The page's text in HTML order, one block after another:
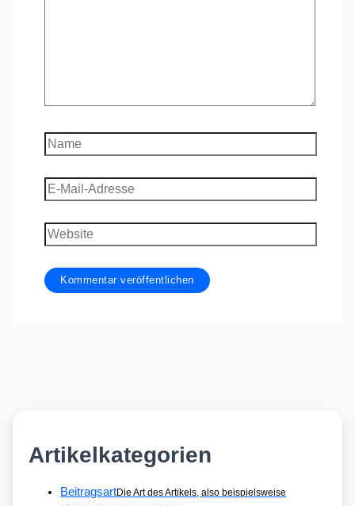
Name
E-
Mail-
Adresse
Website
Artikelkategorien
BeitragsartDie Art des Artikels, also beispielsweise